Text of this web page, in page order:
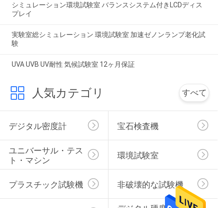
シミュレーション環境試験室 バランスシステム付きLCDディス
プレイ
実験室総シミュレーション 環境試験室 加速ゼノンランプ老化試
験
UVA UVB UV耐性 気候試験室 12ヶ月保証
人気カテゴリ すべて
デジタル密度計 宝石検査機
ユニバーサル・テス
ト・マシン
環境試験室
プラスチック試験機 非破壊的な試験機